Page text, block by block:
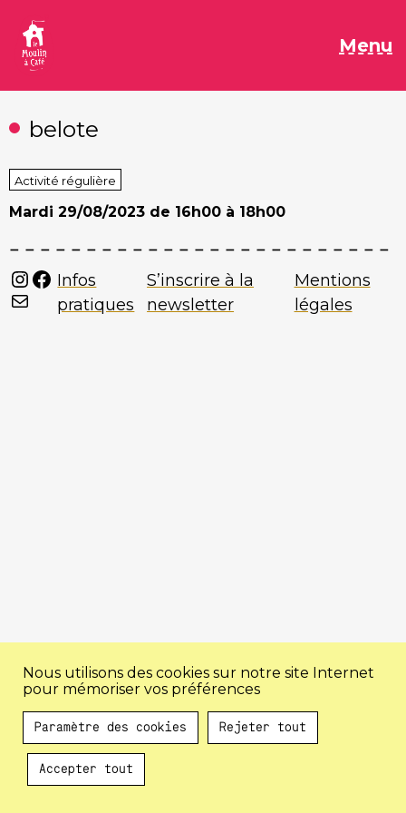
contenu
Menu
belote
Activité régulière
Mardi 29/08/2023 de 16h00 à 18h00
Instagram
Facebook
Mail
Infos
pratiques
S’inscrire à la
newsletter
Mentions
légales
Au programme !
Nous utilisons des cookies sur notre site Internet
pour mémoriser vos préférences
Paramètre des cookies Rejeter tout
Accepter tout